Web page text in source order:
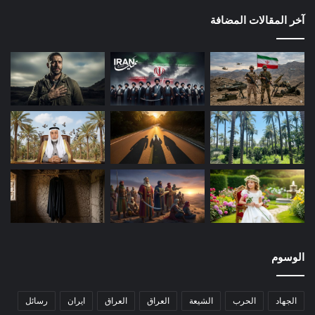
آخر المقالات المضافة
الوسوم
الجهاد الحرب الشيعة العراق العراق ايران رسائل